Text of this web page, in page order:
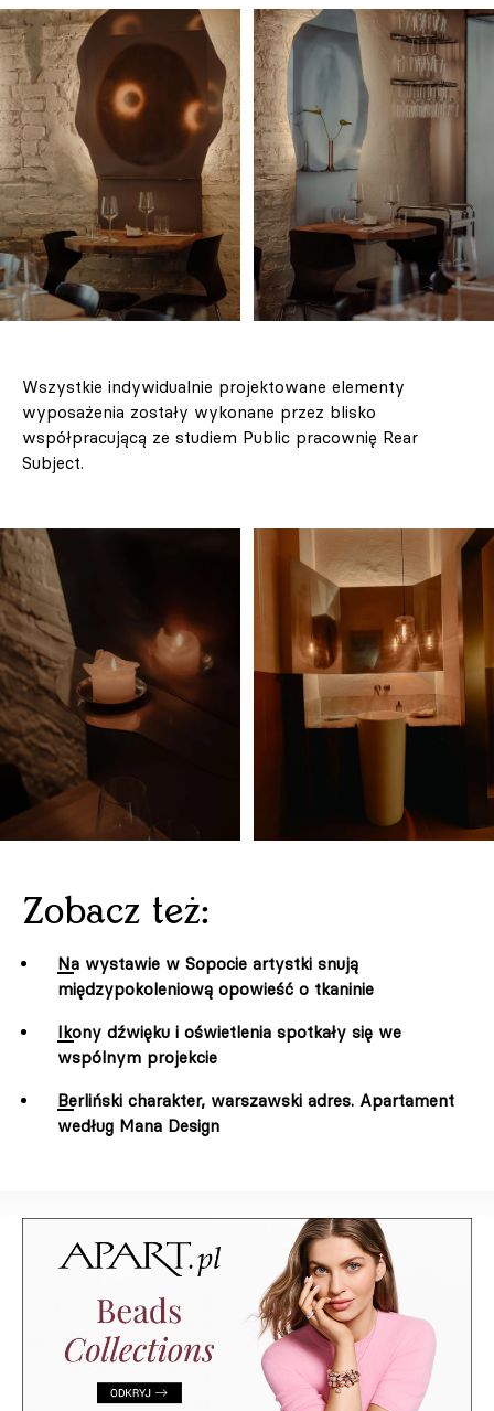
Wszystkie indywidualnie projektowane elementy
wyposażenia zostały wykonane przez blisko
współpracującą ze studiem Public pracownię Rear
Subject.
Zobacz też:
Na wystawie w Sopocie artystki snują
międzypokoleniową opowieść o tkaninie
Ikony dźwięku i oświetlenia spotkały się we
wspólnym projekcie
Berliński charakter, warszawski adres. Apartament
według Mana Design